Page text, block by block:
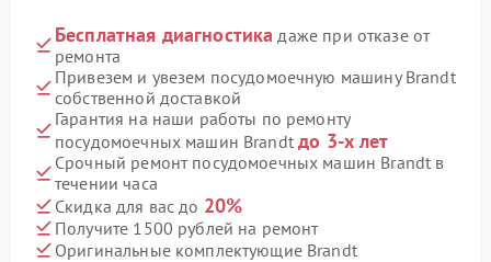
Бесплатная диагностика даже при отказе от
ремонта
Привезем и увезем посудомоечную машину Brandt
собственной доставкой
Гарантия на наши работы по ремонту
посудомоечных машин Brandtдо 3-х лет
Срочный ремонт посудомоечных машин Brandt в
течении часа
Скидка для вас до 20%
Получите 1500 рублей на ремонт
Оригинальные комплектующие Brandt